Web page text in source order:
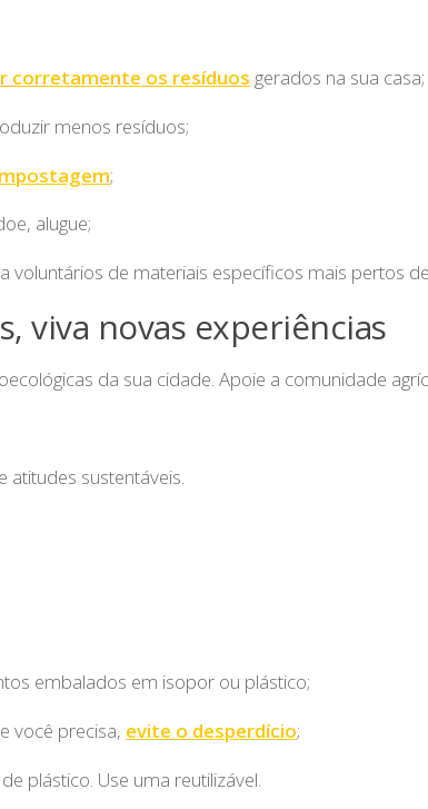
corretamente os resíduos gerados na sua casa;
menos resíduos;
;
alugue;
voluntários de materiais específicos mais pertos
viva novas experiências
da sua cidade. Apoie a comunidade
atitudes sustentáveis.
embalados em isopor ou plástico;
você precisa, evite o desperdício;
plástico. Use uma reutilizável.